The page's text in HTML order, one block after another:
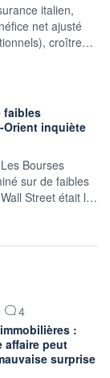
italien,
net ajusté
croître…
faibles
Orient inquiète
Bourses
sur de faibles
Street était ‌l…
4
:
affaire peut
surprise